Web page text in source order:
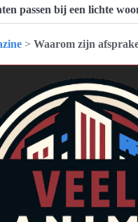
passen bij een lichte
> Waarom zijn